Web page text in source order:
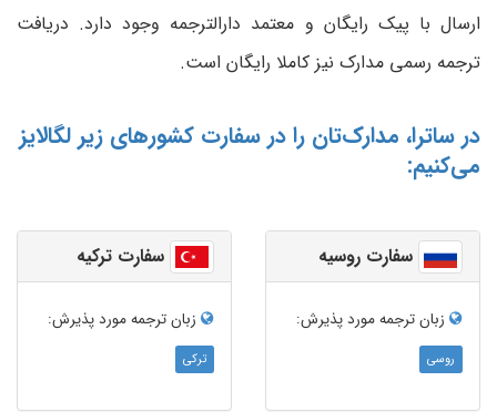
ارسال با پیک رایگان و معتمد دارالترجمه وجود دارد. دریافت
ترجمه رسمی مدارک نیز کاملا رایگان است.
در ساترا، مدارک‌تان را در سفارت کشورهای زیر لگالایز
می‌کنیم:
سفارت روسیه
زبان ترجمه‌ مورد پذیرش:
روسی
سفارت ترکیه
زبان ترجمه‌ مورد پذیرش:
ترکی